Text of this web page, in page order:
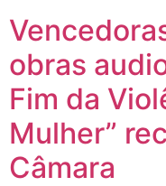
obras
Fim da
Mulher”
Câmara